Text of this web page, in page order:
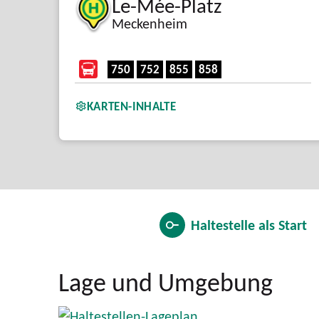
Meckenheim
750 752 855 858
KARTEN-INHALTE
Haltestelle alsStart
Lage und Umgebung